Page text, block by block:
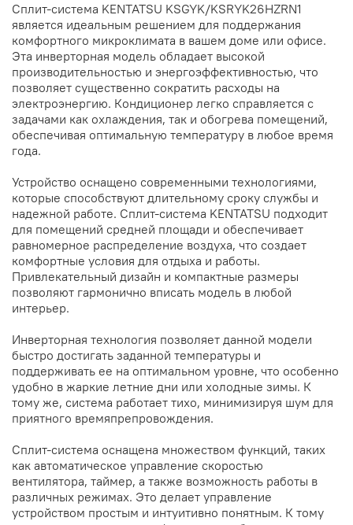
Сплит-система KENTATSU KSGYK/KSRYK26HZRN1
является идеальным решением для поддержания
комфортного микроклимата в вашем доме или офисе.
Эта инверторная модель обладает высокой
производительностью и энергоэффективностью, что
позволяет существенно сократить расходы на
электроэнергию. Кондиционер легко справляется с
задачами как охлаждения, так и обогрева помещений,
обеспечивая оптимальную температуру в любое время
года.
Устройство оснащено современными технологиями,
которые способствуют длительному сроку службы и
надежной работе. Сплит-система KENTATSU подходит
для помещений средней площади и обеспечивает
равномерное распределение воздуха, что создает
комфортные условия для отдыха и работы.
Привлекательный дизайн и компактные размеры
позволяют гармонично вписать модель в любой
интерьер.
Инверторная технология позволяет данной модели
быстро достигать заданной температуры и
поддерживать ее на оптимальном уровне, что особенно
удобно в жаркие летние дни или холодные зимы. К
тому же, система работает тихо, минимизируя шум для
приятного времяпрепровождения.
Сплит-система оснащена множеством функций, таких
как автоматическое управление скоростью
вентилятора, таймер, а также возможность работы в
различных режимах. Это делает управление
устройством простым и интуитивно понятным. К тому